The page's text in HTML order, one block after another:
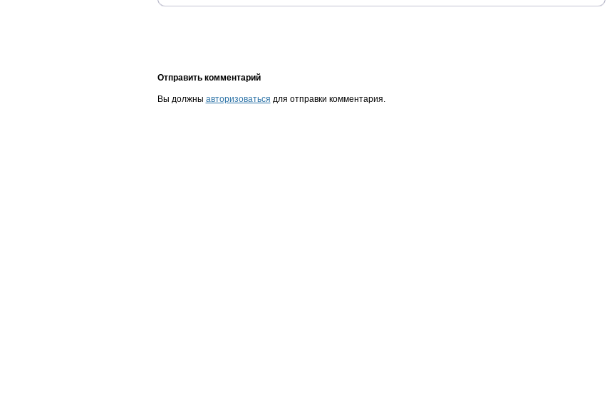
Отправить комментарий
Вы должны авторизоваться для отправки комментария.